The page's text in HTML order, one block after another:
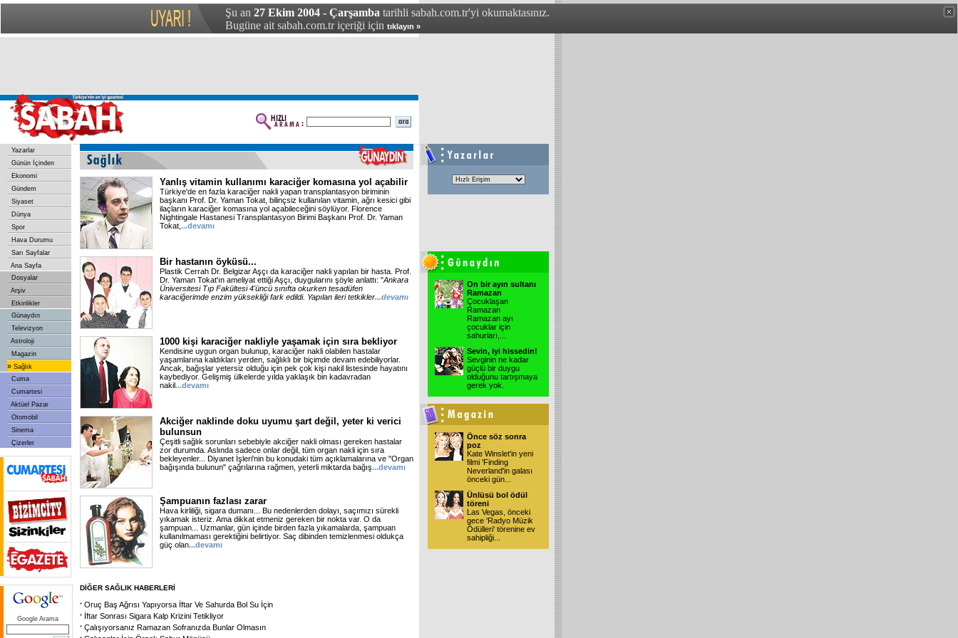
Şu an 27 Ekim 2004 - Çarşamba tarihli sabah.com.tr'yi okumaktasınız.
Bugüne ait sabah.com.tr içeriği için tıklayın »
Yazarlar
Günün İçinden
Ekonomi
Gündem
Siyaset
Dünya
Spor
Hava Durumu
Sarı Sayfalar
Ana Sayfa
Dosyalar
Arşiv
Etkinlikler
Günaydın
Televizyon
Astroloji
Magazin
» Sağlık
Cuma
Cumartesi
Aktüel Pazar
Otomobil
Sinema
Çizerler
Google Arama
Yanlış vitamin kullanımı karaciğer komasına yol açabilir
Türkiye'de en fazla karaciğer nakli yapan transplantasyon biriminin
başkanı Prof. Dr. Yaman Tokat, bilinçsiz kullanılan vitamin, ağrı kesici gibi
ilaçların karaciğer komasına yol açabileceğini söylüyor. Florence
Nightingale Hastanesi Transplantasyon Birimi Başkanı Prof. Dr. Yaman
Tokat, ...devamı
Bir hastanın öyküsü...
Plastik Cerrah Dr. Belgizar Aşçı da karaciğer nakli yapılan bir hasta. Prof.
Dr. Yaman Tokat'ın ameliyat ettiği Aşçı, duygularını şöyle anlattı: "Ankara
Üniversitesi Tıp Fakültesi 4'üncü sınıfta okurken tesadüfen
karaciğerimde enzim yüksekliği fark edildi. Yapılan ileri tetkikler...devamı
1000 kişi karaciğer nakliyle yaşamak için sıra bekliyor
Kendisine uygun organ bulunup, karaciğer nakli olabilen hastalar
yaşamlarına kaldıkları yerden, sağlıklı bir biçimde devam edebiliyorlar.
Ancak, bağışlar yetersiz olduğu için pek çok kişi nakil listesinde hayatını
kaybediyor. Gelişmiş ülkelerde yılda yaklaşık bin kadavradan
nakil...devamı
Akciğer naklinde doku uyumu şart değil, yeter ki verici
bulunsun
Çeşitli sağlık sorunları sebebiyle akciğer nakli olması gereken hastalar
zor durumda. Aslında sadece onlar değil, tüm organ nakli için sıra
bekleyenler... Diyanet İşleri'nin bu konudaki tüm açıklamalarına ve "Organ
bağışında bulunun" çağrılarına rağmen, yeterli miktarda bağış...devamı
Şampuanın fazlası zarar
Hava kirliliği, sigara dumanı... Bu nedenlerden dolayı, saçımızı sürekli
yıkamak isteriz. Ama dikkat etmeniz gereken bir nokta var. O da
şampuan... Uzmanlar, gün içinde birden fazla yıkamalarda, şampuan
kullanılmaması gerektiğini belirtiyor. Saç dibinden temizlenmesi oldukça
güç olan...devamı
DİĞER SAĞLIK HABERLERİ
Oruç Baş Ağrısı Yapıyorsa İftar Ve Sahurda Bol Su İçin
İftar Sonrası Sigara Kalp Krizini Tetikliyor
Çalışıyorsanız Ramazan Sofranızda Bunlar Olmasın
On bir ayın sultanı
Ramazan
Çocuklaşan
Ramazan
Ramazan ayı
çocuklar için
sahurları,
Sevin, iyi hissedin!
Sevginin ne kadar
güçlü bir duygu
olduğunu tartışmaya
gerek yok.
Önce söz sonra
poz
Kate Winslet'in yeni
filmi 'Finding
Neverland'in galası
önceki gün
Ünlüsü bol ödül
töreni
Las Vegas, önceki
gece 'Radyo Müzik
Ödülleri' törenine ev
sahipliği